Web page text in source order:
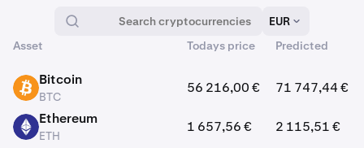
EUR
Avoinna kaupankäyntiin Krakenissa
Asset Todays price Predicted
BTC Bitcoin
BTC
56 216,00 € 71 747,44 €
ETH Ethereum
ETH
1 657,56 € 2 115,51 €